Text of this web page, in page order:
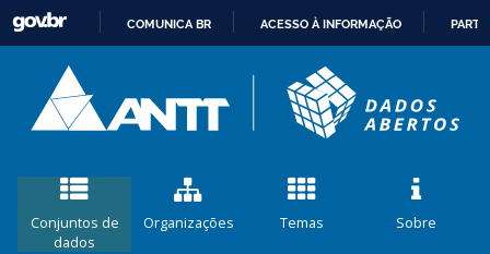
CONTEÚDO
COMUNICA BR ACESSO À INFORMAÇÃO
Conjuntos de
dados
Organizações Temas Sobre